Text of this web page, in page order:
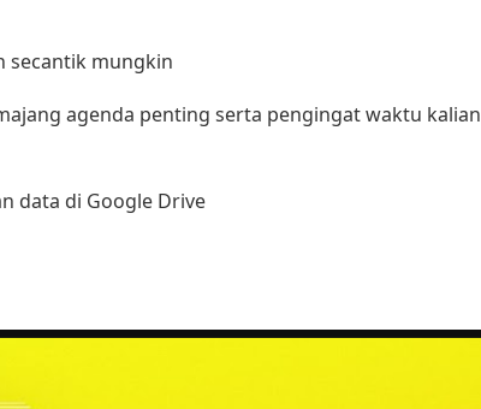
secantik mungkin
agenda penting serta pengingat waktu kalian
data di Google Drive